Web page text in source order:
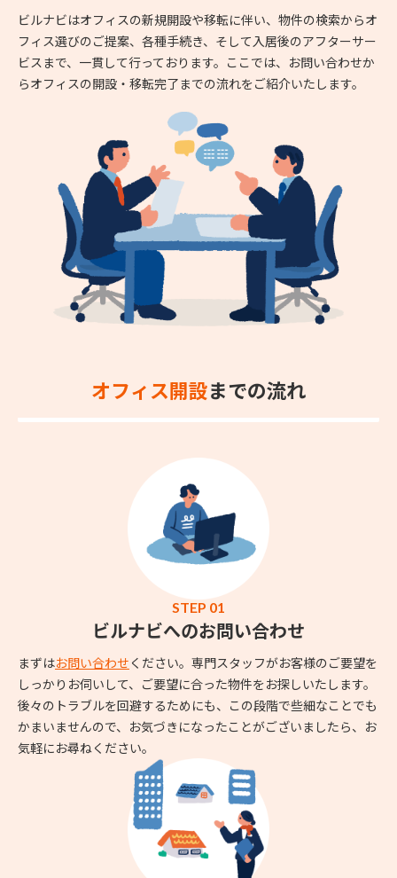
ビルナビはオフィスの新規開設や移転に伴い、物件の検索からオ
フィス選びのご提案、各種手続き、そして入居後のアフターサー
ビスまで、一貫して行っております。ここでは、お問い合わせか
らオフィスの開設・移転完了までの流れをご紹介いたします。
オフィス開設までの流れ
STEP 01
ビルナビへのお問い合わせ
まずはお問い合わせ ください。専門スタッフがお客様のご要望を
しっかりお伺いして、ご要望に合った物件をお探しいたします。
後々のトラブルを回避するためにも、この段階で些細なことでも
かまいませんので、お気づきになったことがございましたら、お
気軽にお尋ねください。